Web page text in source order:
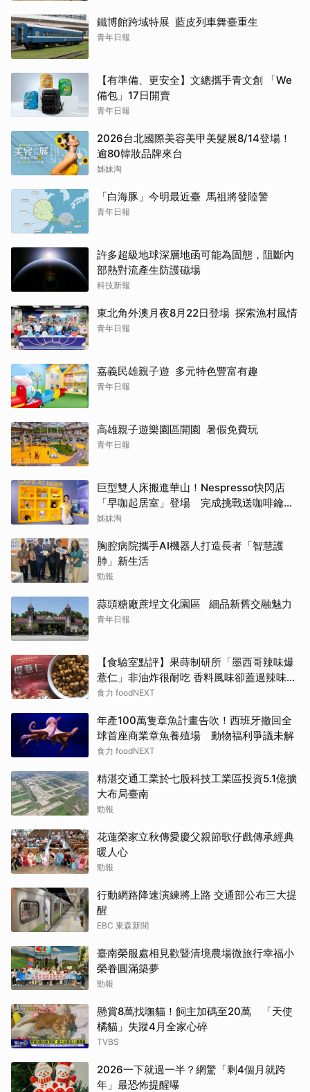
鐵博館跨域特展 藍皮列車舞臺重生
青年日報
【有準備、更安全】文總攜手青文創 「We
備包」17日開賣
青年日報
2026台北國際美容美甲美髮展8/14登場！
逾80韓妝品牌來台
姊妹淘
「白海豚」今明最近臺 馬祖將發陸警
青年日報
許多超級地球深層地函可能為固態，阻斷內
部熱對流產生防護磁場
科技新報
東北角外澳月夜8月22日登場 探索漁村風情
青年日報
嘉義民雄親子遊 多元特色豐富有趣
青年日報
高雄親子遊樂園區開園 暑假免費玩
青年日報
巨型雙人床搬進華山！Nespresso快閃店
「早咖起居室」登場 完成挑戰送咖啡鑰匙
圈
姊妹淘
胸腔病院攜手AI機器人打造長者「智慧護
肺」新生活
勁報
蒜頭糖廠蔗埕文化園區 細品新舊交融魅力
青年日報
【食驗室點評】果蒔制研所「墨西哥辣味爆
薏仁」非油炸很耐吃 香料風味卻蓋過辣味特
色
食力 foodNEXT
年產100萬隻章魚計畫告吹！西班牙撤回全
球首座商業章魚養殖場 動物福利爭議未解
食力 foodNEXT
精湛交通工業於七股科技工業區投資5.1億擴
大布局臺南
勁報
花蓮榮家立秋傳愛慶父親節歌仔戲傳承經典
暖人心
勁報
行動網路降速演練將上路 交通部公布三大提
醒
EBC 東森新聞
臺南榮服處相見歡暨清境農場微旅行幸福小
榮眷圓滿築夢
勁報
懸賞8萬找嘸貓！飼主加碼至20萬 「天使
橘貓」失蹤4月全家心碎
TVBS
2026一下就過一半？網驚「剩4個月就跨
年」最恐怖提醒曝